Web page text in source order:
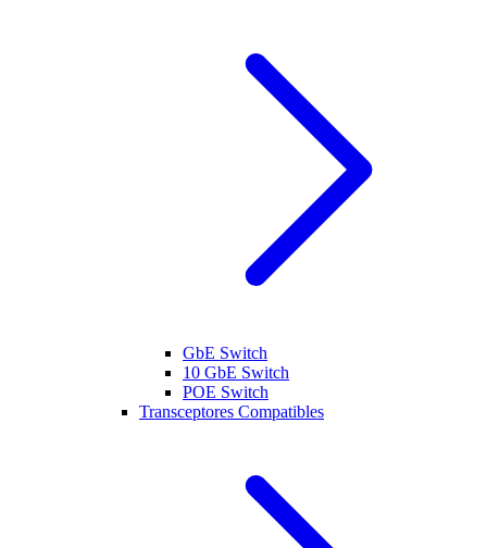
GbE Switch
10 GbE Switch
POE Switch
Transceptores Compatibles